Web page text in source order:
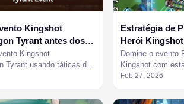
Kingshot
Tyrant antes dos
Kingshot
Tyrant usando táticas de
completamente
Estratégia de
Herói
Domine o evento
Kingshot com
progressão
e alianças.
Feb 27, 2026